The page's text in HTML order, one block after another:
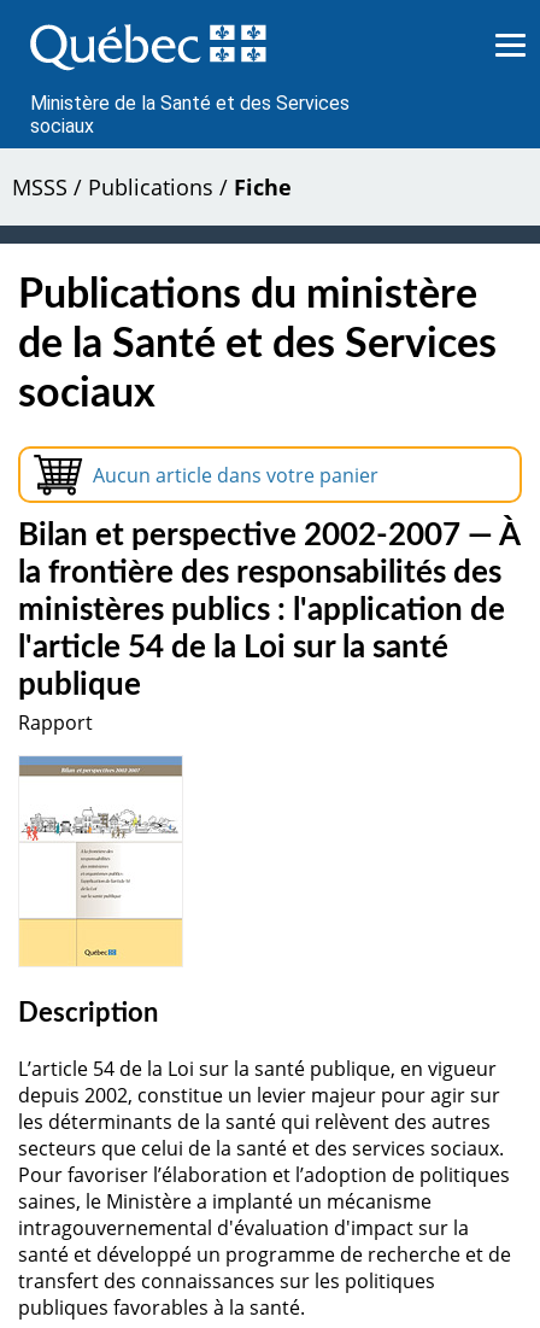
au
contenu
Ministère de la Santé et des Services
sociaux
MSSS / Publications / Fiche
Publications du ministère
de la Santé et des Services
sociaux
Aucun article dans votre panier
Bilan et perspective 2002-2007 — À
la frontière des responsabilités des
ministères publics : l'application de
l'article 54 de la Loi sur la santé
publique
Rapport
Description
L’article 54 de la Loi sur la santé publique, en vigueur
depuis 2002, constitue un levier majeur pour agir sur
les déterminants de la santé qui relèvent des autres
secteurs que celui de la santé et des services sociaux.
Pour favoriser l’élaboration et l’adoption de politiques
saines, le Ministère a implanté un mécanisme
intragouvernemental d'évaluation d'impact sur la
santé et développé un programme de recherche et de
transfert des connaissances sur les politiques
publiques favorables à la santé.